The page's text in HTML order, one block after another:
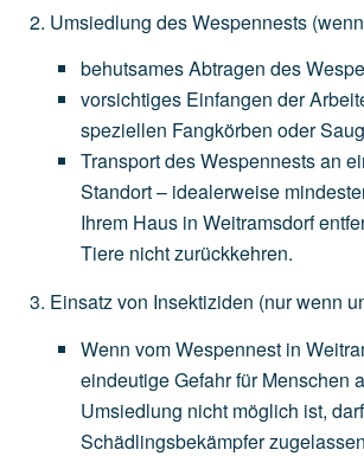
Umsiedlung des Wespennests (wenn
behutsamesAbtragen des
vorsichtiges Einfangen der
speziellen Fangkörben oder
TransportdesWespennestsan
Standort– idealerweise
Ihrem Haus in Weitramsdorf
Tiere nichtzurückkehren.
Einsatz von Insektiziden (nurwenn
Wenn vomWespennest in
eindeutigeGefahrfür Menschen
Umsiedlung nicht möglich ist, darf
Schädlingsbekämpfer